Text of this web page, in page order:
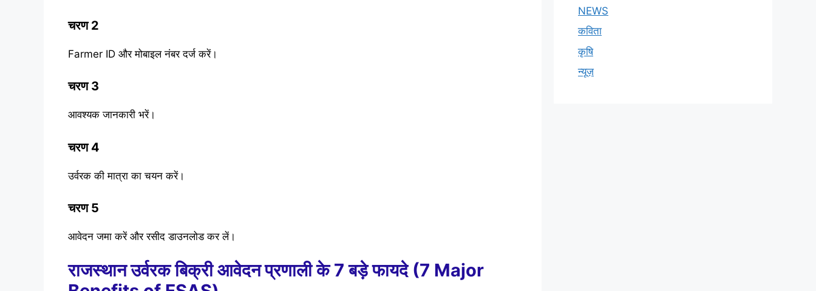
चरण 2
Farmer ID और मोबाइल नंबर दर्ज करें।
चरण 3
आवश्यक जानकारी भरें।
चरण 4
उर्वरक की मात्रा का चयन करें।
चरण 5
आवेदन जमा करें और रसीद डाउनलोड कर लें।
राजस्थान उर्वरक बिक्री आवेदन प्रणाली के 7 बड़े फायदे (7 Major
NEWS
कविता
कृषि
न्यूज़